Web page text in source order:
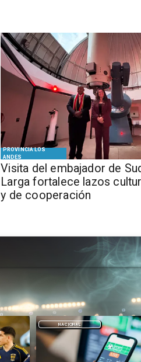
PROVINCIA LOS
ANDES
​Visita del embajador de
Larga fortalece lazos
y de cooperación
DEPORTES